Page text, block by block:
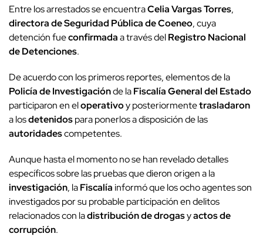
Entre los arrestados se encuentraCelia Vargas Torres,
directora de Seguridad Pública de Coeneo, cuya
detención fueconfirmadaa través delRegistro Nacional
de Detenciones.
De acuerdo con los primeros reportes, elementos de la
Policía de Investigaciónde laFiscalía General del Estado
participaron en eloperativoy posteriormentetrasladaron
a losdetenidospara ponerlos a disposición de las
autoridadescompetentes.
Aunque hasta el momento no se han revelado detalles
específicos sobre las pruebas que dieron origen a la
investigación, laFiscalíainformó que los ocho agentes son
investigados por su probable participación en delitos
relacionados con ladistribución de drogasyactos de
corrupción.